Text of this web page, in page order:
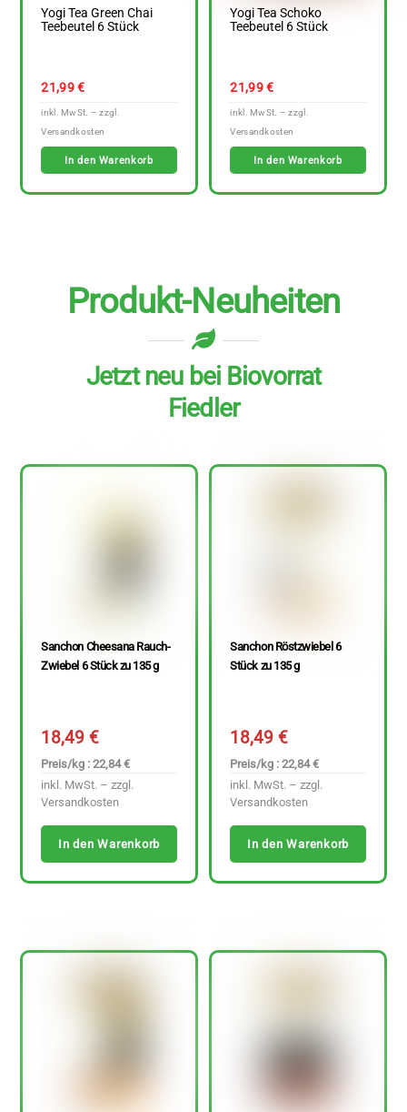
Yogi Tea Green Chai
Teebeutel 6 Stück
21,99€
In den Warenkorb
Yogi Tea Schoko
Teebeutel 6 Stück
21,99€
In den Warenkorb
Produkt-Neuheiten
Jetzt neu bei Biovorrat
Fiedler
Sanchon Cheesana Rauch-
Zwiebel 6 Stück zu 135 g
18,49€
Preis/kg : 22,84 €
inkl. MwSt. – zzgl.
Versandkosten
In den Warenkorb
Sanchon Röstzwiebel 6
Stück zu 135 g
18,49€
Preis/kg : 22,84 €
inkl. MwSt. – zzgl.
Versandkosten
In den Warenkorb